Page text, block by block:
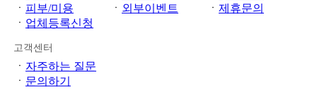
ㆍ 피부/미용
ㆍ 업체등록신청
ㆍ 외부이벤트
ㆍ 제휴문의
고객센터
ㆍ 자주하는 질문
ㆍ 문의하기